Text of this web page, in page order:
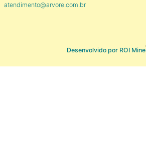
atendimento@arvore.com.br
Desenvolvido por ROI Mine